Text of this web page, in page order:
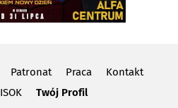
Patronat Praca
Kontakt
ISOK Twój Profil